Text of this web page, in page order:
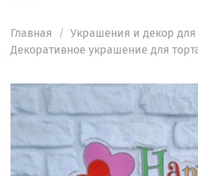
Главная
Украшения и декор для
Декоративное украшение для